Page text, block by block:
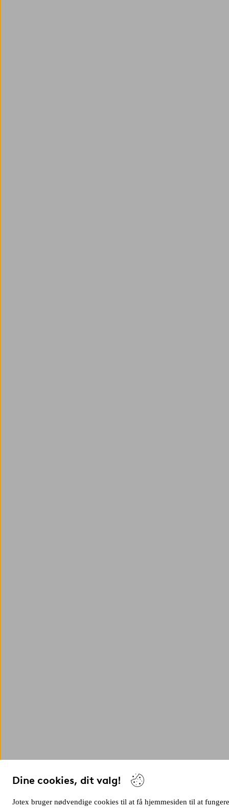
Dine cookies, dit valg!
Jotex bruger nødvendige cookies til at få hjemmesiden til at